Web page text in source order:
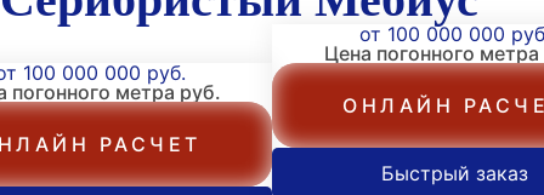
100 000 000 руб.
погонного метра руб.
РАСЧЕТ
от 100 000 000
Цена погонного метра
ОНЛАЙН
Быстрый заказ